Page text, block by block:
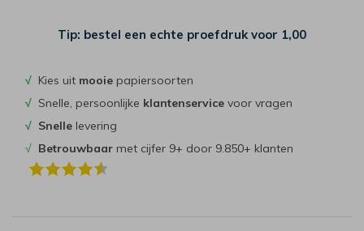
Tip: bestel een echte proefdruk voor 1,00
√ Kies uit mooie papiersoorten
√ Snelle, persoonlijke klantenservice voor vragen
√ Snelle levering
√ Betrouwbaar met cijfer 9+ door 9.850+ klanten